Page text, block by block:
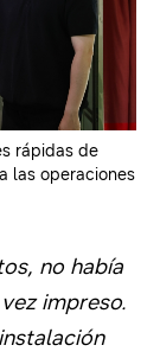
rápidas de
las operaciones
no había
impreso.